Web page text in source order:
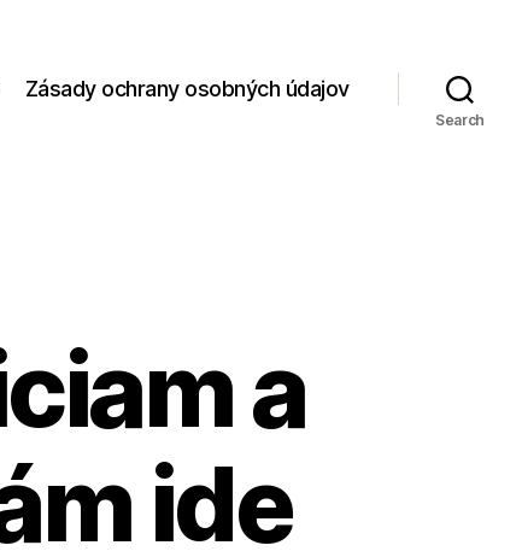
Zásady ochrany osobných údajov
Search
a
ide